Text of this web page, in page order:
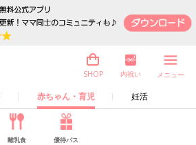
赤ちゃん・育児 妊活
SHOP 内祝い メニュー
離乳食 優待パス